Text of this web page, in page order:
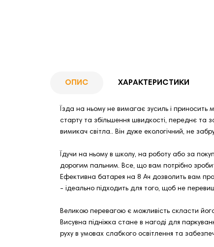
ОПИС ХАРАКТЕРИСТИКИ
Їзда на ньому не вимагає зусиль і приносить
старту та збільшення швидкості, переднє та
вимикач світла.. Він дуже екологічний, не
Їдучи на ньому в школу, на роботу або за
дорогим пальним. Все, що вам потрібно
Ефективна батарея на 8 Ач дозволить вам
- ідеально підходить для того, щоб не
Великою перевагою є можливість скласти
Висувна підніжка стане в нагоді для
руху в умовах слабкого освітлення та